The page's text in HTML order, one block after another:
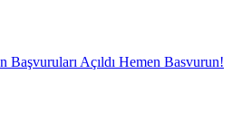
Başvuruları Açıldı Hemen Basvurun!